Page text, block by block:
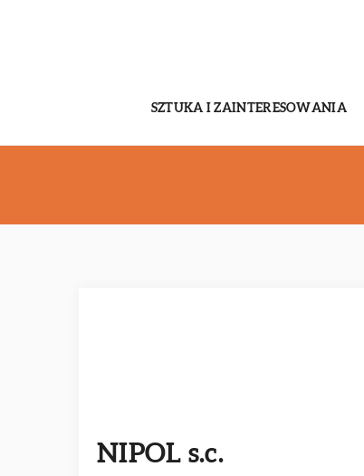
SZTUKA I ZAINTERESOWANIA
NIPOL s.c.